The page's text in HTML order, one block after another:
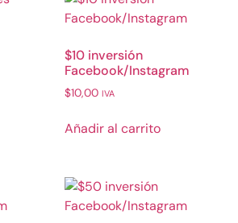
$10 inversión
Facebook/Instagram
$10,00 IVA
Añadir al carrito